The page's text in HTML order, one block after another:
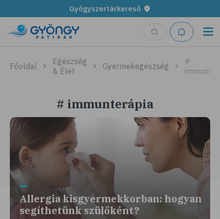
Gyógyszertárkereső
Főoldal
Egészség
& Élet
Gyermekegészség
#
# immunterápia
Allergia kisgyermekkorban: hogyan
segíthetünk szülőként?